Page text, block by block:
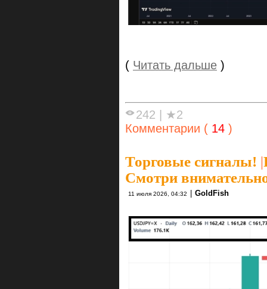
( Читать дальше )
242
★2
Комментарии ( 14 )
Торговые сигналы! |
Смотри
11 июля 2026, 04:32 GoldFish